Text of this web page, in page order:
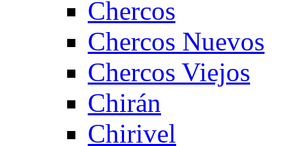
Chercos
Chercos Nuevos
Chercos Viejos
Chirán
Chirivel